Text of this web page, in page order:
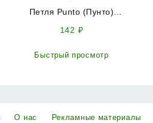
Петля Punto (Пунто)
142 ₽
Быстрый просмотр
О нас Рекламные материалы